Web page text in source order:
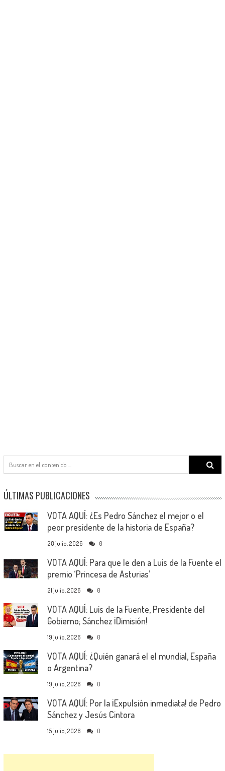
Search
for:
ÚLTIMAS PUBLICACIONES
VOTA AQUÍ: ¿Es Pedro Sánchez el mejor o el
peor presidente de la historia de España?
28 julio, 2026 0
VOTA AQUÍ: Para que le den a Luis de la Fuente el
premio ‘Princesa de Asturias’
21 julio, 2026 0
VOTA AQUÍ: Luis de la Fuente, Presidente del
Gobierno; Sánchez ¡Dimisión!
19 julio, 2026 0
VOTA AQUÍ: ¿Quién ganará el el mundial, España
o Argentina?
19 julio, 2026 0
VOTA AQUÍ: Por la ¡Expulsión inmediata! de Pedro
Sánchez y Jesús Cintora
15 julio, 2026 0